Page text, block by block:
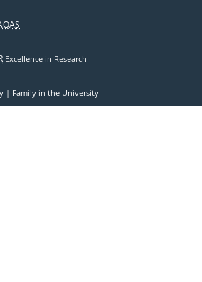
Excellence in Research
Family in the University